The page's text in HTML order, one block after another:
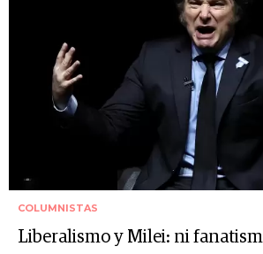
COLUMNISTAS
Liberalismo y Milei: ni